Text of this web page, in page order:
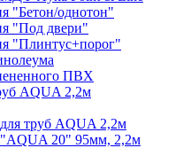
"Бетон/однотон"
"Под двери"
"Плинтус+порог"
ПВХ
AQUA 2,2м
труб AQUA 2,2м
20" 95мм, 2,2м